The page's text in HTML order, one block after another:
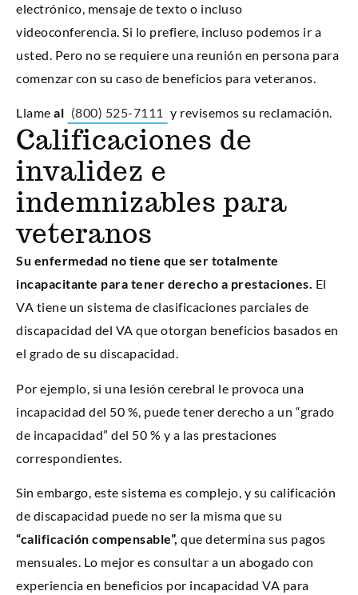
electrónico, mensaje de texto o incluso
videoconferencia. Si lo prefiere, incluso podemos ir a
usted. Pero no se requiere una reunión en persona para
comenzar con su caso de beneficios para veteranos.
Llame al (800) 525-7111 y revisemos su reclamación.
Calificaciones de
invalidez e
indemnizables para
veteranos
Su enfermedad no tiene que ser totalmente
incapacitante para tener derecho a prestaciones. El
VA tiene un sistema de clasificaciones parciales de
discapacidad del VA que otorgan beneficios basados en
el grado de su discapacidad.
Por ejemplo, si una lesión cerebral le provoca una
incapacidad del 50 %, puede tener derecho a un “grado
de incapacidad” del 50 % y a las prestaciones
correspondientes.
Sin embargo, este sistema es complejo, y su calificación
de discapacidad puede no ser la misma que su
“calificación compensable”, que determina sus pagos
mensuales. Lo mejor es consultar a un abogado con
experiencia en beneficios por incapacidad VA para